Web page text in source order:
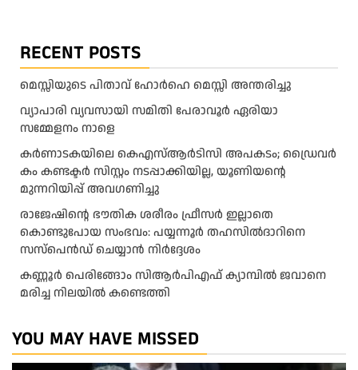
RECENT POSTS
മെസ്സിയുടെ പിതാവ് ഹോർഹെ മെസ്സി അന്തരിച്ചു
വ്യാപാരി വ്യവസായി സമിതി പേരാവൂർ ഏരിയാ
സമ്മേളനം നാളെ
കര്‍ണാടകയിലെ കെഎസ്ആര്‍ടിസി അപകടം; ഡ്രൈവര്‍
കം കണ്ടക്ടര്‍ സിസ്റ്റം നടപ്പാക്കിയില്ല, യൂണിയന്റെ
മുന്നറിയിപ്പ് അവഗണിച്ചു
രാജേഷിന്റെ ഭൗതിക ശരീരം ഫ്രീസർ ഇല്ലാതെ
കൊണ്ടുപോയ സംഭവം: പയ്യന്നൂർ തഹസിൽദാറിനെ
സസ്പെൻഡ് ചെയ്യാൻ നിർദ്ദേശം
കണ്ണൂർ പെരിങ്ങോം സിആർപിഎഫ് ക്യാമ്പിൽ ജവാനെ
മരിച്ച നിലയിൽ കണ്ടെത്തി
YOU MAY HAVE MISSED